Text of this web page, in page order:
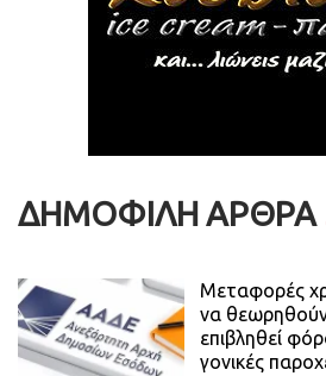
ΔΗΜΟΦΙΛΗ ΑΡΘΡΑ
Μεταφορές
να
επιβληθεί
γονικές